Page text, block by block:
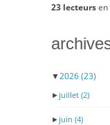
23 lecteursen
▼2026(23)
► juillet (2)
► juin (4)